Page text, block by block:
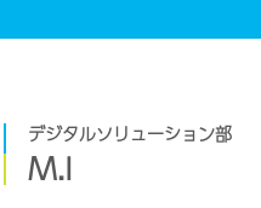
デジタルソリューション部
M.I